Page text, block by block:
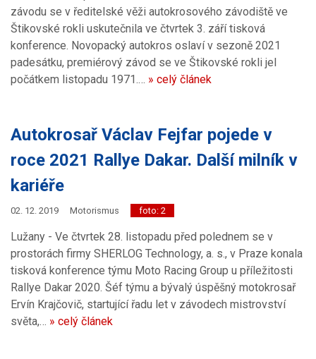
závodu se v ředitelské věži autokrosového závodiště ve
Štikovské rokli uskutečnila ve čtvrtek 3. září tisková
konference. Novopacký autokros oslaví v sezoně 2021
padesátku, premiérový závod se ve Štikovské rokli jel
počátkem listopadu 1971.… » celý článek
Autokrosař Václav Fejfar pojede v
roce 2021 Rallye Dakar. Další milník v
kariéře
02. 12. 2019 Motorismus foto: 2
Lužany - Ve čtvrtek 28. listopadu před polednem se v
prostorách firmy SHERLOG Technology, a. s., v Praze konala
tisková konference týmu Moto Racing Group u příležitosti
Rallye Dakar 2020. Šéf týmu a bývalý úspěšný motokrosař
Ervín Krajčovič, startující řadu let v závodech mistrovství
světa,… » celý článek